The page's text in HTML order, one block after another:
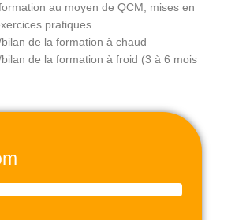
au moyen de QCM, mises en
pratiques…
de la formation à chaud
de la formation à froid (3 à 6 mois